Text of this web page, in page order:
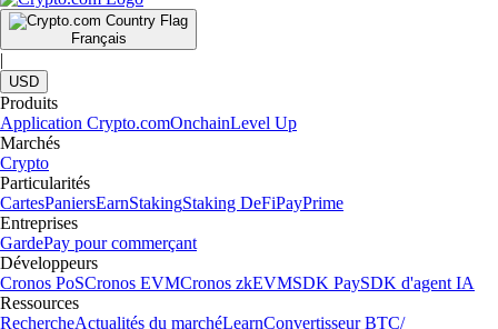
Français
|
USD
Produits
Application Crypto.comOnchainLevel Up
Marchés
Crypto
Particularités
CartesPaniersEarnStakingStaking DeFiPayPrime
Entreprises
GardePay pour commerçant
Développeurs
Cronos PoSCronos EVMCronos zkEVMSDK PaySDK d'agent IA
Ressources
RechercheActualités du marchéLearnConvertisseur BTC/